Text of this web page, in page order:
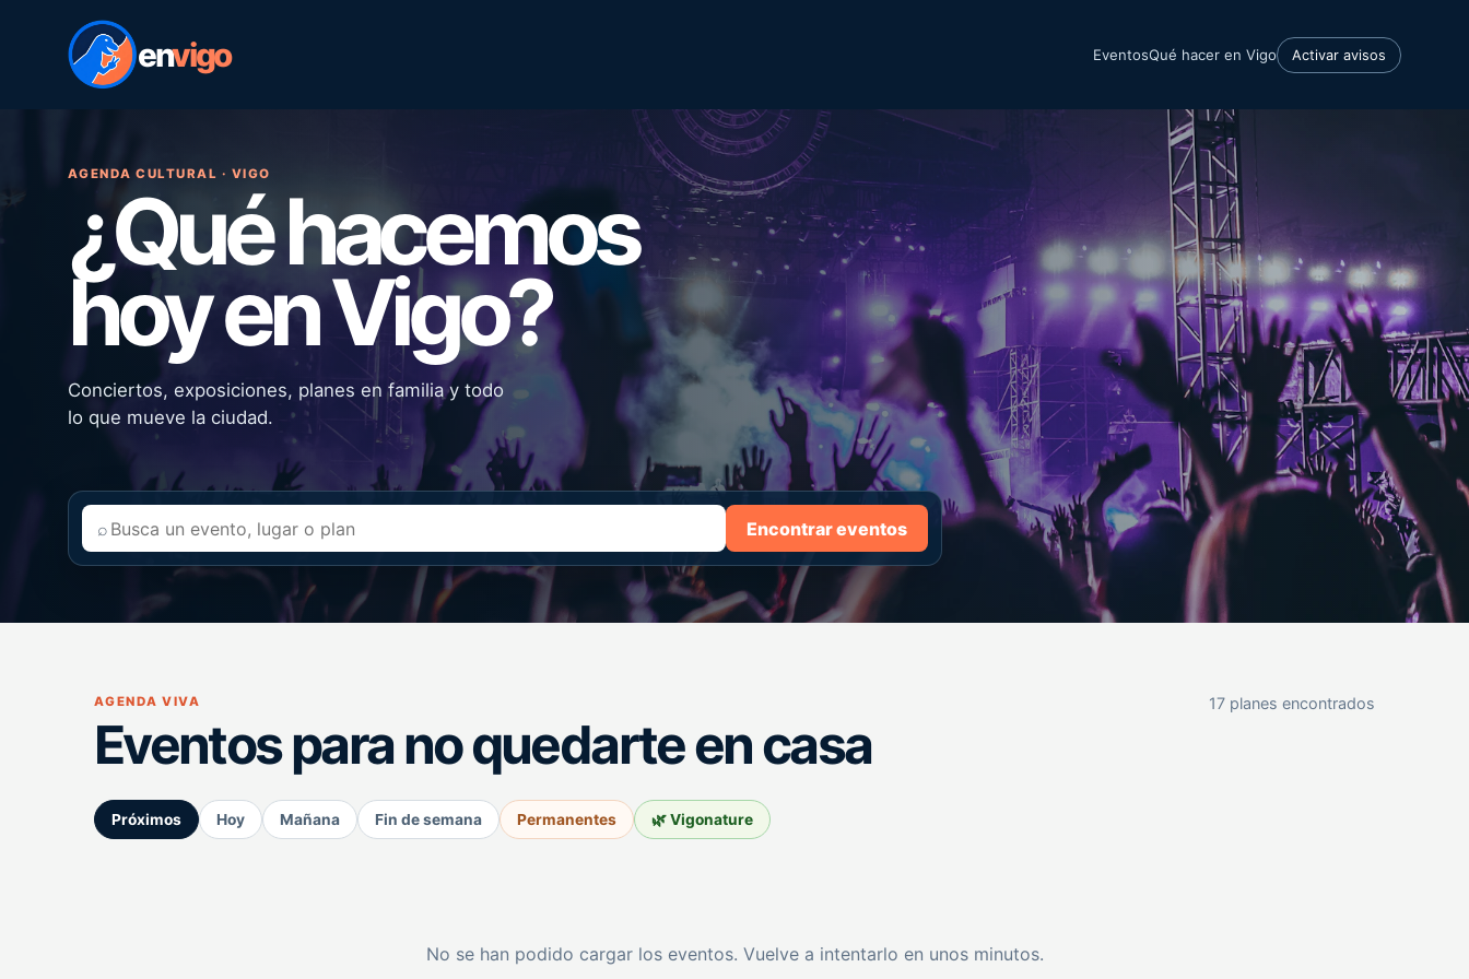
envigo EventosQué hacer en Vigo Activar avisos
AGENDA CULTURAL · VIGO
¿Qué hacemos
hoy en Vigo?
Conciertos, exposiciones, planes en familia y todo
lo que mueve la ciudad.
⌕ Encontrar eventos
AGENDA VIVA
Eventos para no quedarte en casa
17 planes encontrados
Próximos Hoy Mañana Fin de semana Permanentes 🌿 Vigonature
No se han podido cargar los eventos. Vuelve a intentarlo en unos minutos.